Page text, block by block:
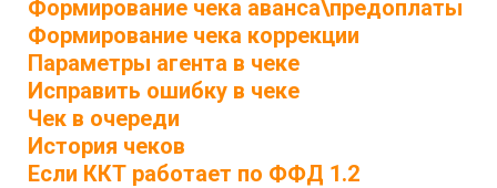
Формирование чека аванса\предоплаты
Формирование чека коррекции
Параметры агента в чеке
Исправить ошибку в чеке
Чек в очереди
История чеков
Если ККТ работает по ФФД 1.2